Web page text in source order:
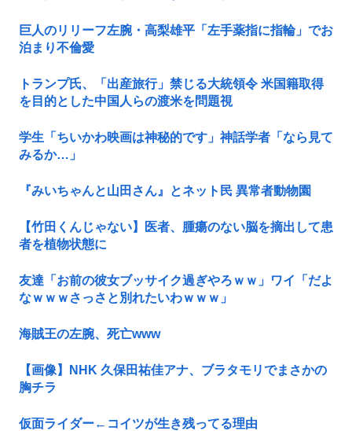
巨人のリリーフ左腕・高梨雄平「左手薬指に指輪」でお
泊まり不倫愛
トランプ氏、「出産旅行」禁じる大統領令 米国籍取得
を目的とした中国人らの渡米を問題視
学生「ちいかわ映画は神秘的です」神話学者「なら見て
みるか…」
『みいちゃんと山田さん』とネット民 異常者動物園
【竹田くんじゃない】医者、腫瘍のない脳を摘出して患
者を植物状態に
友達「お前の彼女ブッサイク過ぎやろｗｗ」ワイ「だよ
なｗｗｗさっさと別れたいわｗｗｗ」
海賊王の左腕、死亡www
【画像】NHK 久保田祐佳アナ、ブラタモリでまさかの
胸チラ
仮面ライダー←コイツが生き残ってる理由